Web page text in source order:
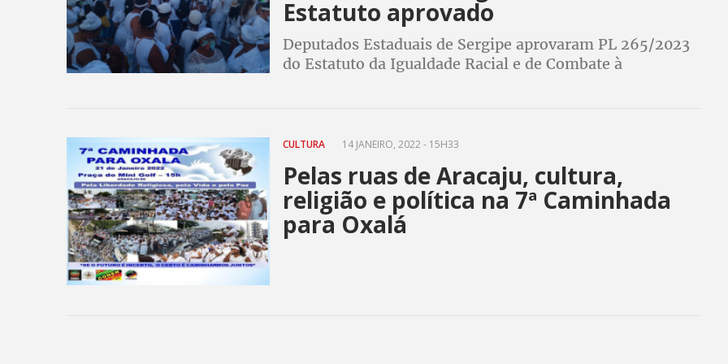
Estatuto aprovado
Deputados Estaduais de Sergipe aprovaram PL 265/2023
do Estatuto da Igualdade Racial e de Combate à
CULTURA 14 JANEIRO, 2022 - 15H33
Pelas ruas de Aracaju, cultura,
religião e política na 7ª Caminhada
para Oxalá